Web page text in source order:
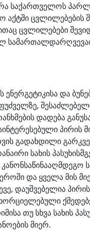
საქართველოს
ცვლილებების
ცვლილებები
და
დადება
პირის
გადახდილი
სახის
და ყველა მის
დაუშვებელია
თუ სხვა სახის
მიერ.